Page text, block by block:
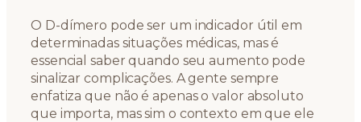
O D-dímero pode ser um indicador útil em
determinadas situações médicas, mas é
essencial saber quando seu aumento pode
sinalizar complicações. A gente sempre
enfatiza que não é apenas o valor absoluto
que importa, mas sim o contexto em que ele